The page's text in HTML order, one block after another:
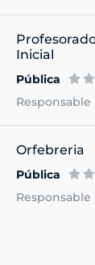
Inicial
Pública
Responsable
Orfebreria
Pública
Responsable